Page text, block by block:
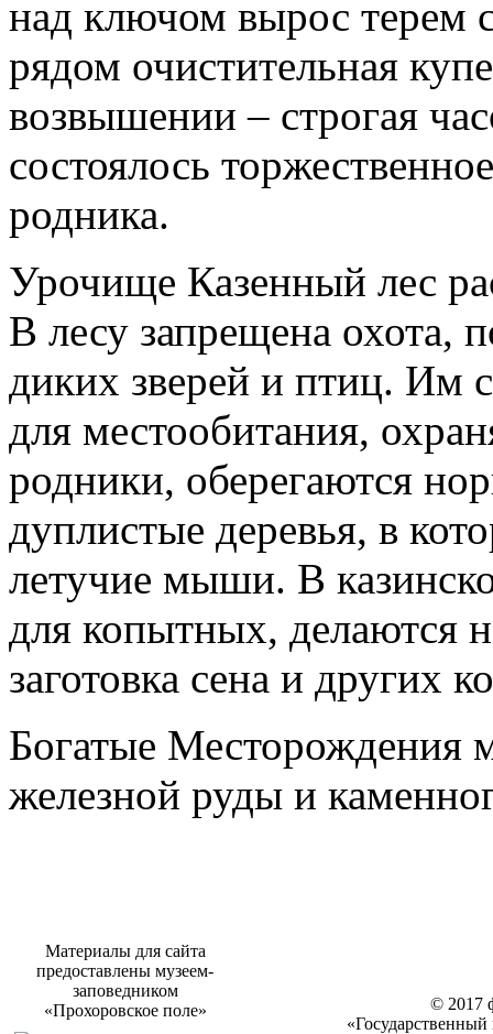
над ключом вырос терем
рядом очистительная
возвышении – строгая
состоялось
родника.
Урочище Казенный лес
В лесу запрещена охота,
диких зверей и птиц. Им
для местообитания,
родники, оберегаются
дуплистые деревья, в
летучие мыши. В
для копытных, делаются
заготовка сена и других
Богатые Месторождения
железной руды и
Материалы для сайта
предоставлены музеем-
заповедником
«Прохоровское поле»
© 2017